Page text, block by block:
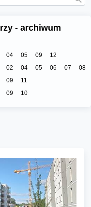
- archiwum
04 05 09
12
02 04 05 06 07
08
09
11
09 10